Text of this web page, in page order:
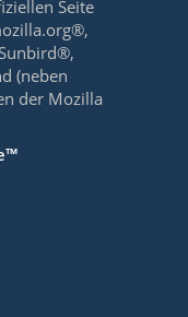
Seite
(neben
der Mozilla